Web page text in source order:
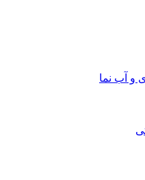
و آب نما